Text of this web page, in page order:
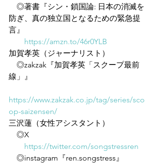
◎著書『シン・鎖国論: 日本の消滅を
防ぎ、真の独立国となるための緊急提
言』
https://amzn.to/46r0YLB
加賀孝英（ジャーナリスト）
◎zakzak『加賀孝英「スクープ最前
線」』
https://www.zakzak.co.jp/tag/series/sco
op-saizensen/
三沢蓮（女性アシスタント）
◎X
https://twitter.com/songstressren
◎instagram『ren.songstress』